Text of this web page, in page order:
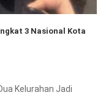
3 Nasional Kota
Kelurahan Jadi